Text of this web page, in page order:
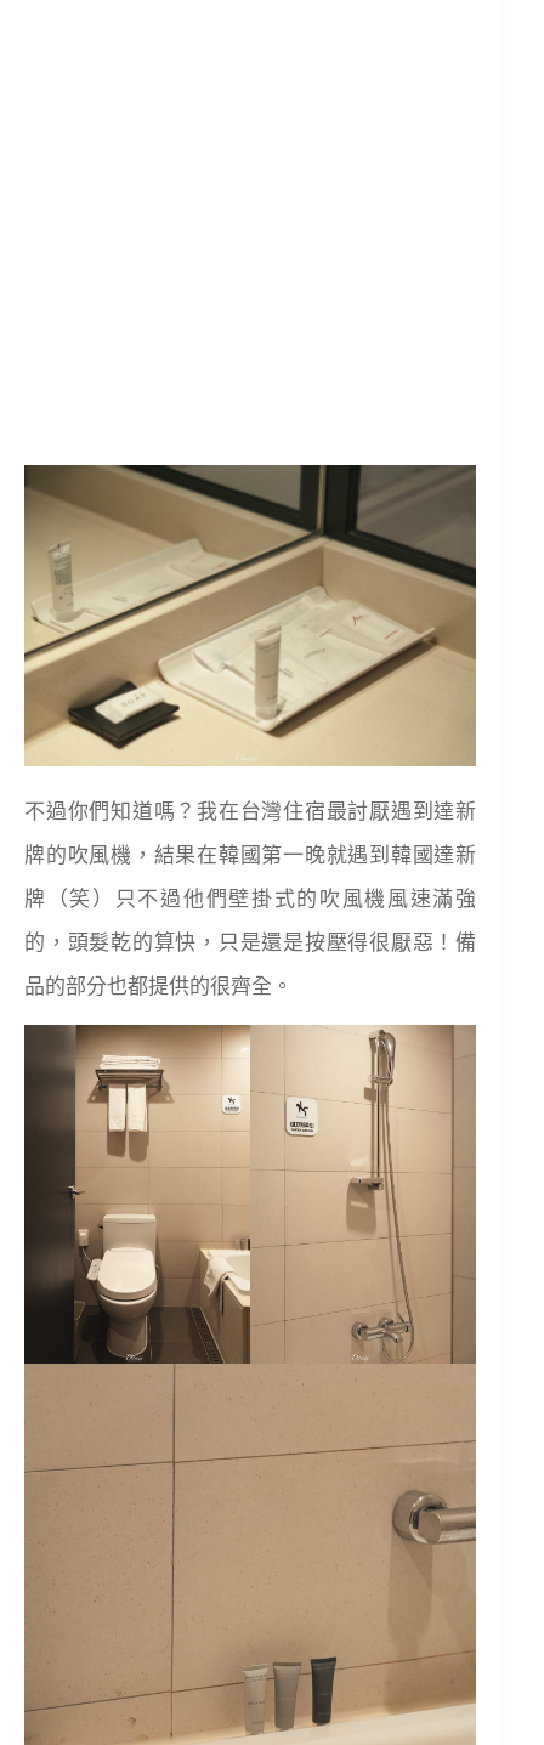
不過你們知道嗎？我在台灣住宿最討厭遇到達新
牌的吹風機，結果在韓國第一晚就遇到韓國達新
牌（笑）只不過他們壁掛式的吹風機風速滿強
的，頭髮乾的算快，只是還是按壓得很厭惡！備
品的部分也都提供的很齊全。